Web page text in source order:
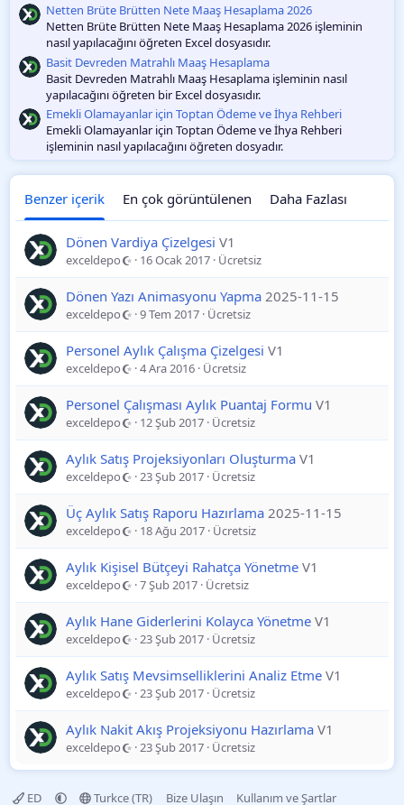
Netten Brüte Brütten Nete Maaş Hesaplama 2026
Netten Brüte Brütten Nete Maaş Hesaplama 2026 işleminin
nasıl yapılacağını öğreten Excel dosyasıdır.
Basit Devreden Matrahlı Maaş Hesaplama
Basit Devreden Matrahlı Maaş Hesaplama işleminin nasıl
yapılacağını öğreten bir Excel dosyasıdır.
Emekli Olamayanlar için Toptan Ödeme ve İhya Rehberi
Emekli Olamayanlar için Toptan Ödeme ve İhya Rehberi
işleminin nasıl yapılacağını öğreten dosyadır.
Benzer içerik En çok görüntülenen Daha Fazlası
Dönen Vardiya Çizelgesi V1
exceldepo 16 Ocak 2017 Ücretsiz
Dönen Yazı Animasyonu Yapma 2025-11-15
exceldepo 9 Tem 2017 Ücretsiz
Personel Aylık Çalışma Çizelgesi V1
exceldepo 4 Ara 2016 Ücretsiz
Personel Çalışması Aylık Puantaj Formu V1
exceldepo 12 Şub 2017 Ücretsiz
Aylık Satış Projeksiyonları Oluşturma V1
exceldepo 23 Şub 2017 Ücretsiz
Üç Aylık Satış Raporu Hazırlama 2025-11-15
exceldepo 18 Ağu 2017 Ücretsiz
Aylık Kişisel Bütçeyi Rahatça Yönetme V1
exceldepo 7 Şub 2017 Ücretsiz
Aylık Hane Giderlerini Kolayca Yönetme V1
exceldepo 23 Şub 2017 Ücretsiz
Aylık Satış Mevsimselliklerini Analiz Etme V1
exceldepo 23 Şub 2017 Ücretsiz
Aylık Nakit Akış Projeksiyonu Hazırlama V1
exceldepo 23 Şub 2017 Ücretsiz
ED Turkce (TR) Bize Ulaşın Kullanım ve Şartlar